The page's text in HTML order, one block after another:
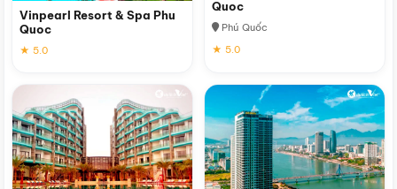
Vinpearl Resort & Spa Phu
Quoc
★ 5.0
Quoc
Phú Quốc
★ 5.0